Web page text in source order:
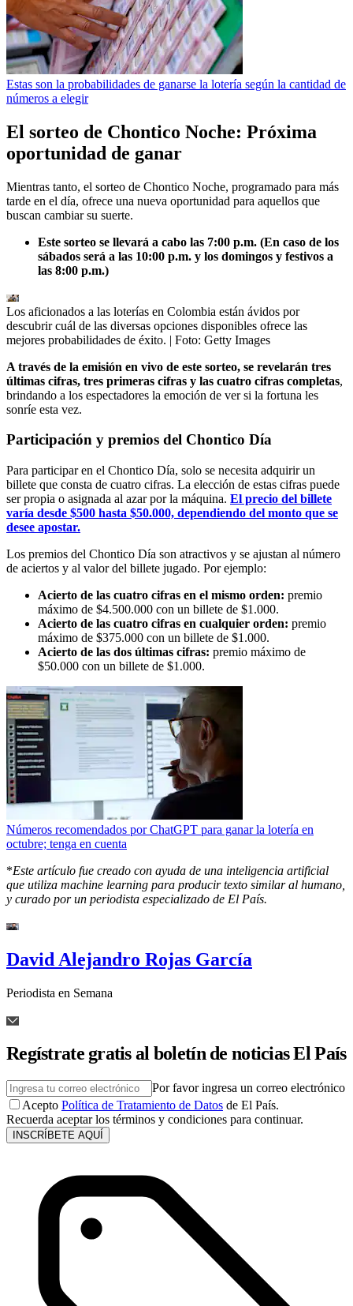
Estas son la probabilidades de ganarse la lotería según la cantidad de
números a elegir
El sorteo de Chontico Noche: Próxima
oportunidad de ganar
Mientras tanto, el sorteo de Chontico Noche, programado para más
tarde en el día, ofrece una nueva oportunidad para aquellos que
buscan cambiar su suerte.
Este sorteo se llevará a cabo las 7:00 p.m. (En caso de los
sábados será a las 10:00 p.m. y los domingos y festivos a
las 8:00 p.m.)
Los aficionados a las loterías en Colombia están ávidos por
descubrir cuál de las diversas opciones disponibles ofrece las
mejores probabilidades de éxito. | Foto: Getty Images
A través de la emisión en vivo de este sorteo, se revelarán tres
últimas cifras, tres primeras cifras y las cuatro cifras completas,
brindando a los espectadores la emoción de ver si la fortuna les
sonríe esta vez.
Participación y premios del Chontico Día
Para participar en el Chontico Día, solo se necesita adquirir un
billete que consta de cuatro cifras. La elección de estas cifras puede
ser propia o asignada al azar por la máquina. El precio del billete
varía desde $500 hasta $50.000, dependiendo del monto que se
desee apostar.
Los premios del Chontico Día son atractivos y se ajustan al número
de aciertos y al valor del billete jugado. Por ejemplo:
Acierto de las cuatro cifras en el mismo orden: premio
máximo de $4.500.000 con un billete de $1.000.
Acierto de las cuatro cifras en cualquier orden: premio
máximo de $375.000 con un billete de $1.000.
Acierto de las dos últimas cifras: premio máximo de
$50.000 con un billete de $1.000.
Números recomendados por ChatGPT para ganar la lotería en
octubre; tenga en cuenta
*Este artículo fue creado con ayuda de una inteligencia artificial
que utiliza machine learning para producir texto similar al humano,
y curado por un periodista especializado de El País.
David Alejandro Rojas García
Periodista en Semana
Regístrate gratis al boletín de noticias El País
Por favor ingresa un correo electrónico
Acepto Política de Tratamiento de Datos de El País.
Recuerda aceptar los términos y condiciones para continuar.
INSCRÍBETE AQUÍ